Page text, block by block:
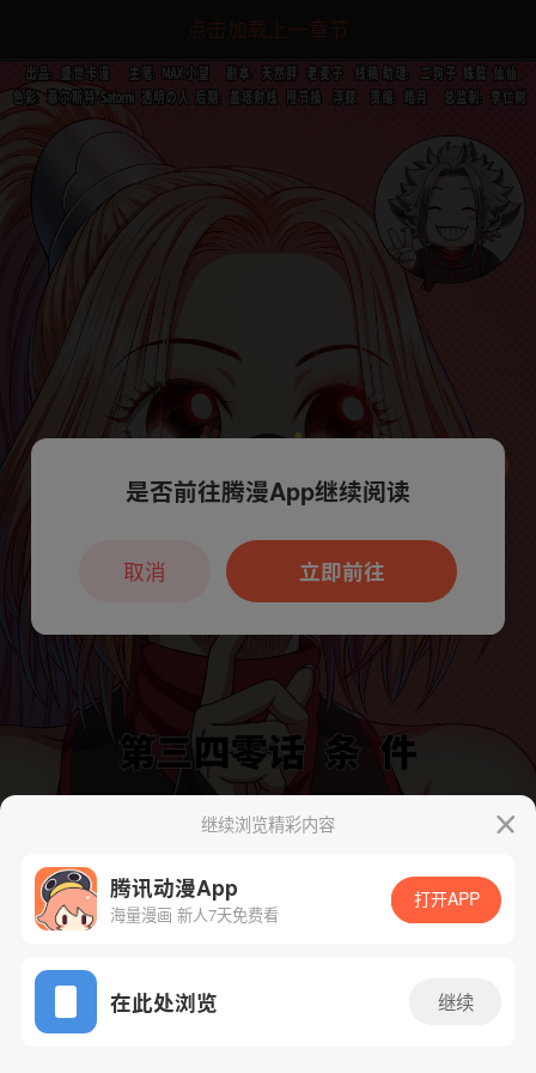
点击加载上一章节
App免费看
下一话 腾漫App免费看
继续浏览精彩内容
腾讯动漫App
海量漫画 新人7天免费看
打开APP
在此处浏览 继续
本章节仅支持App阅读，可打开App新用
户7天免费看
是否前往腾漫App继续阅读
立即前往
取消